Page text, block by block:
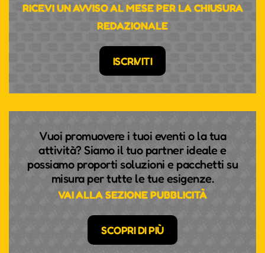
RICEVI UN AVVISO AL MESE PER LA CHIUSURA
REDAZIONALE
ISCRIVITI
Vuoi promuovere i tuoi eventi o la tua
attività? Siamo il tuo partner ideale e
possiamo proporti soluzioni e pacchetti su
misura per tutte le tue esigenze.
VAI ALLA SEZIONE PUBBLICITÀ
SCOPRI DI PIÙ